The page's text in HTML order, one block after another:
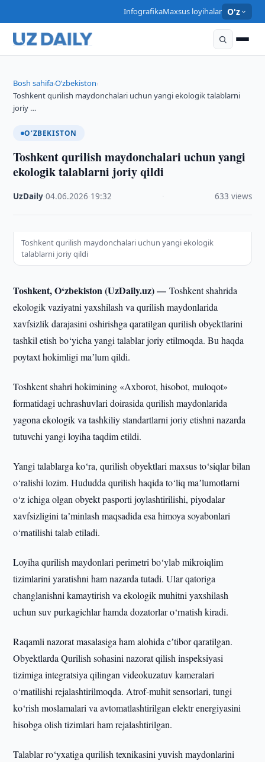
InfografikaMaxsus loyihalar O'z
Bosh sahifa›O‘zbekiston›
Toshkent qurilish maydonchalari uchun yangi ekologik talablarni
joriy …
O‘ZBEKISTON
Toshkent qurilish maydonchalari uchun yangi
ekologik talablarni joriy qildi
UzDaily ·04.06.2026 19:32 633 views
Toshkent qurilish maydonchalari uchun yangi ekologik
talablarni joriy qildi
Toshkent, O‘zbekiston (UzDaily.uz) —Toshkent shahrida
ekologik vaziyatni yaxshilash va qurilish maydonlarida
xavfsizlik darajasini oshirishga qaratilgan qurilish obyektlarini
tashkil etish bo‘yicha yangi talablar joriy etilmoqda. Bu haqda
poytaxt hokimligi maʼlum qildi.
Toshkent shahri hokimining «Axborot, hisobot, muloqot»
formatidagi uchrashuvlari doirasida qurilish maydonlarida
yagona ekologik va tashkiliy standartlarni joriy etishni nazarda
tutuvchi yangi loyiha taqdim etildi.
Yangi talablarga ko‘ra, qurilish obyektlari maxsus to‘siqlar bilan
o‘ralishi lozim. Hududda qurilish haqida to‘liq maʼlumotlarni
o‘z ichiga olgan obyekt pasporti joylashtirilishi, piyodalar
xavfsizligini taʼminlash maqsadida esa himoya soyabonlari
o‘rnatilishi talab etiladi.
Loyiha qurilish maydonlari perimetri bo‘ylab mikroiqlim
tizimlarini yaratishni ham nazarda tutadi. Ular qatoriga
changlanishni kamaytirish va ekologik muhitni yaxshilash
uchun suv purkagichlar hamda dozatorlar o‘rnatish kiradi.
Raqamli nazorat masalasiga ham alohida eʼtibor qaratilgan.
Obyektlarda Qurilish sohasini nazorat qilish inspeksiyasi
tizimiga integratsiya qilingan videokuzatuv kameralari
o‘rnatilishi rejalashtirilmoqda. Atrof-muhit sensorlari, tungi
ko‘rish moslamalari va avtomatlashtirilgan elektr energiyasini
hisobga olish tizimlari ham rejalashtirilgan.
Talablar ro‘yxatiga qurilish texnikasini yuvish maydonlarini